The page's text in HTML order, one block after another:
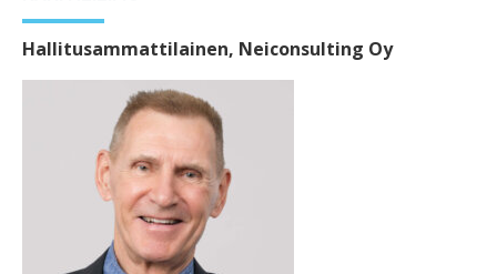
Hallitusammattilainen, Neiconsulting Oy